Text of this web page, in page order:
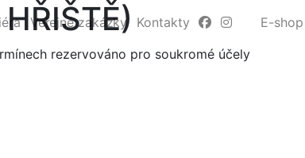
Veřejné zakázky Kontakty E-shop
rezervováno pro soukromé účely